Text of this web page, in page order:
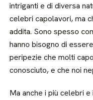
intriganti e di diversa
celebri capolavori, ma
addita. Sono spesso
hanno bisogno di
peripezie che molti
conosciuto, e che noi
Ma anche i più celebri